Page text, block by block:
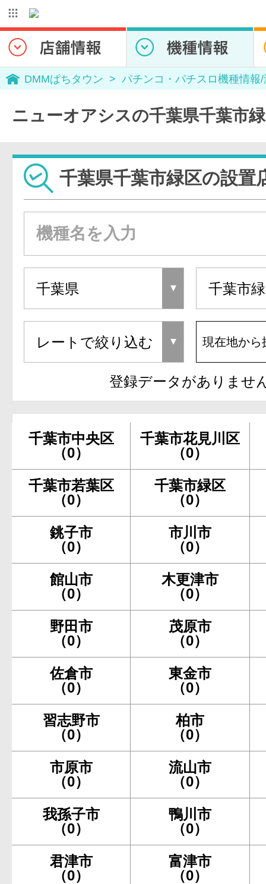
DMMぱちタウン パチンコ・パチスロ機種情報
ニューオアシスの千葉県千葉市
千葉県千葉市緑区の設置
現在地から
登録データがありませ
千葉市中央区
（0）
千葉市花見川区
（0）
千葉市若葉区
（0）
千葉市緑区
（0）
銚子市
（0）
市川市
（0）
館山市
（0）
木更津市
（0）
野田市
（0）
茂原市
（0）
佐倉市
（0）
東金市
（0）
習志野市
（0）
柏市
（0）
市原市
（0）
流山市
（0）
我孫子市
（0）
鴨川市
（0）
君津市
（0）
富津市
（0）